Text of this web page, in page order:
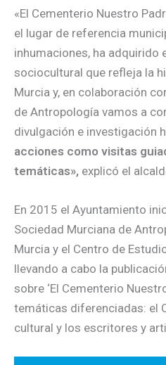
«El Cementerio Nuestro
el lugar de referencia
inhumaciones, ha
sociocultural que refleja la
Murcia y, en colaboración
de Antropología vamos a
divulgación e investigación
acciones como visitas
temáticas», explicó el
En 2015 el Ayuntamiento
Sociedad Murciana de
Murcia y el Centro de
llevando a cabo la
sobre ‘El Cementerio
temáticas diferenciadas: el
cultural y los escritores y